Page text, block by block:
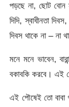
পড়ছে না, ছোট বোন
দিদি, স্বাধীনতা
দিবস থাকে না – না
মনে মনে ভাবেন,
বকাবকি করবে। এই
এই পৌষেই তো বাবা